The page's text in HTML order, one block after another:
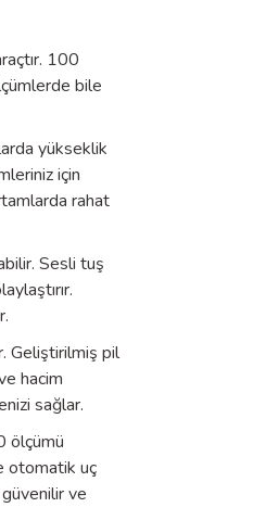
100
bile
yükseklik
için
rahat
Sesli tuş
Geliştirilmiş pil
hacim
sağlar.
ölçümü
otomatik uç
ve